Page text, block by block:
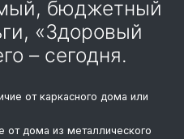
бюджетный
«Здоровый
– сегодня.
от каркасного дома или
от дома из металлического